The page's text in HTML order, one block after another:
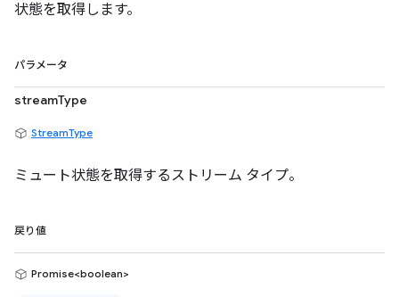
状態を取得します。
パラメータ
streamType
StreamType
ミュート状態を取得するストリーム タイプ。
戻り値
Promise<boolean>